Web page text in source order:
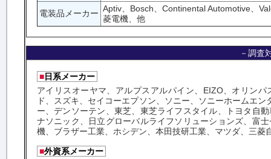
電装品メーカー Aptiv、Bosch、Continental Automotive、
菱電機、他
－調査
■日系メーカー
アイリスオーヤマ、アルプスアルパイン、EIZO、オリン
ド、スズキ、セイコーエプソン、ソニー、ソニーホームエ
ー、デンソーテン、東芝、東芝ライフスタイル、トヨタ自
ナソニック、日立グローバルライフソリューションズ、富
機、ブラザー工業、ホシデン、本田技研工業、マツダ、三菱
■外資系メーカー